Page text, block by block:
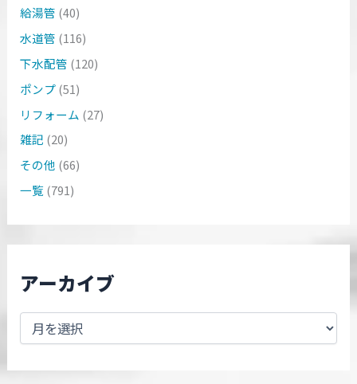
給湯管 (40)
水道管 (116)
下水配管 (120)
ポンプ(51)
リフォーム (27)
雑記 (20)
その他 (66)
一覧(791)
アーカイブ